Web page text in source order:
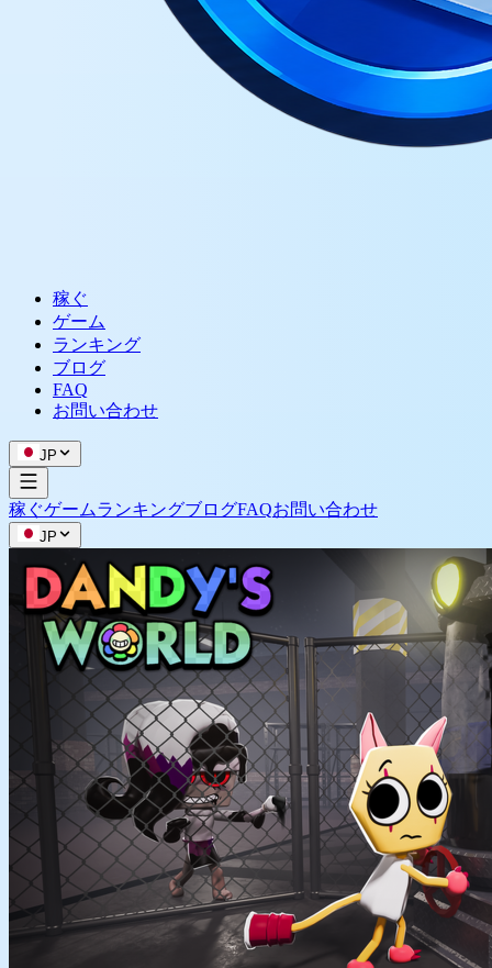
稼ぐ
ゲーム
ランキング
ブログ
FAQ
お問い合わせ
JP
稼ぐゲームランキングブログFAQお問い合わせ
JP